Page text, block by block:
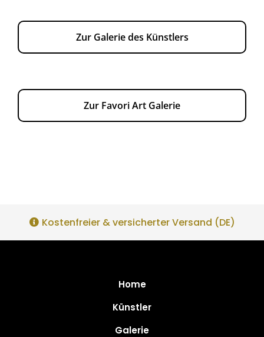
Zur Galerie des Künstlers
Zur Favori Art Galerie
Kostenfreier & versicherter Versand (DE)
Home
Künstler
Galerie